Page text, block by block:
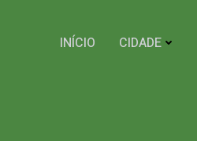
INÍCIO CIDADE